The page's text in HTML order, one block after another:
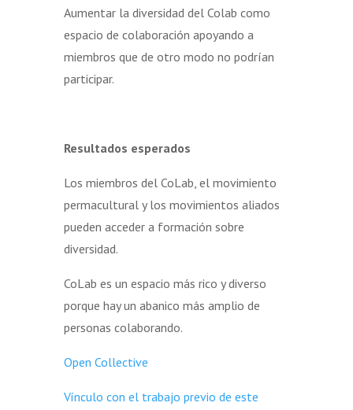
Aumentar la diversidad del Colab como
espacio de colaboración apoyando a
miembros que de otro modo no podrían
participar.
Resultados esperados
Los miembros del CoLab, el movimiento
permacultural y los movimientos aliados
pueden acceder a formación sobre
diversidad.
CoLab es un espacio más rico y diverso
porque hay un abanico más amplio de
personas colaborando.
Open Collective
Vínculo con el trabajo previo de este